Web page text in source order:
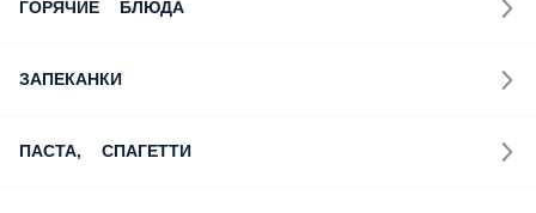
ПИЦЦА